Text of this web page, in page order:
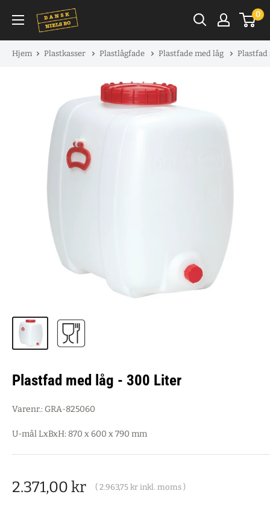
indhold
0
Hjem Plastkasser Plastlågfade Plastfade med låg Plastfad
Plastfad med låg - 300 Liter
Varenr.: GRA-825060
U-mål LxBxH: 870 x 600 x 790 mm
Salgspris
2.371,00 kr ( 2.963,75 kr inkl. moms )